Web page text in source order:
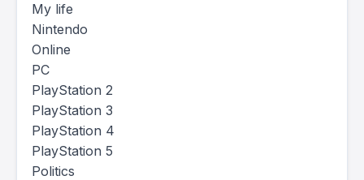
My life
Nintendo
Online
PC
PlayStation 2
PlayStation 3
PlayStation 4
PlayStation 5
Politics